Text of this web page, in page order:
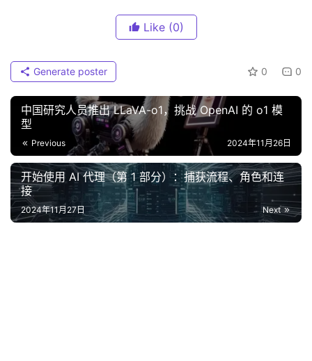
Like (0)
0 0
Generate poster
中国研究人员推出 LLaVA-o1，挑战 OpenAI 的 o1 模
型
Previous 2024年11月26日
开始使用 AI 代理（第 1 部分）：捕获流程、角色和连
接
Next
2024年11月27日